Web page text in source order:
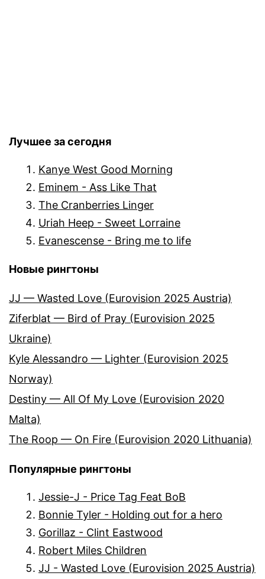
Лучшее за сегодня
Kanye West Good Morning
Eminem - Ass Like That
The Cranberries Linger
Uriah Heep - Sweet Lorraine
Evanescense - Bring me to life
Новые рингтоны
JJ — Wasted Love (Eurovision 2025 Austria)
Ziferblat — Bird of Pray (Eurovision 2025
Ukraine)
Kyle Alessandro — Lighter (Eurovision 2025
Norway)
Destiny — All Of My Love (Eurovision 2020
Malta)
The Roop — On Fire (Eurovision 2020 Lithuania)
Популярные рингтоны
Jessie-J - Price Tag Feat BoB
Bonnie Tyler - Holding out for a hero
Gorillaz - Clint Eastwood
Robert Miles Children
JJ - Wasted Love (Eurovision 2025 Austria)